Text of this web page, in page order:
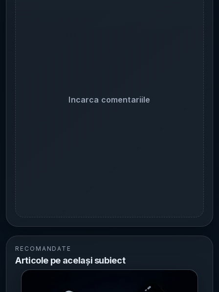
Incarca comentariile
RECOMANDATE
Articole pe același subiect